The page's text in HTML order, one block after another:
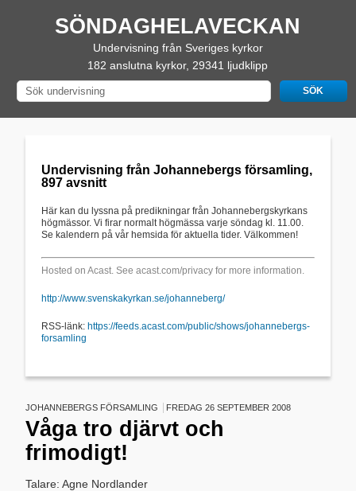
SÖNDAGHELAVECKAN
Undervisning från Sveriges kyrkor
182 anslutna kyrkor, 29341 ljudklipp
Undervisning från Johannebergs församling,
897 avsnitt
Här kan du lyssna på predikningar från Johannebergskyrkans
högmässor. Vi firar normalt högmässa varje söndag kl. 11.00.
Se kalendern på vår hemsida för aktuella tider. Välkommen!
Hosted on Acast. Seeacast.com/privacy for more information.
http://www.svenskakyrkan.se/johanneberg/
RSS-länk: https://feeds.acast.com/public/shows/johannebergs-
forsamling
JOHANNEBERGS FÖRSAMLING FREDAG 26 SEPTEMBER 2008
Våga tro djärvt och
frimodigt!
Talare: Agne Nordlander